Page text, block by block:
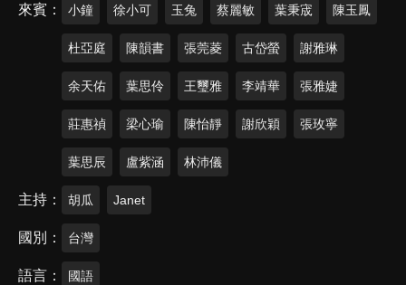
來賓 小鐘 徐小可 玉兔 蔡麗敏 葉秉宬 陳玉鳳
杜亞庭 陳韻書 張莞菱 古岱螢 謝雅琳
余天佑 葉思伶 王璽雅 李靖華 張雅婕
莊惠禎 梁心瑜 陳怡靜 謝欣穎 張玫寧
葉思辰 盧紫涵 林沛儀
主持 胡瓜 Janet
國別 台灣
語言 國語